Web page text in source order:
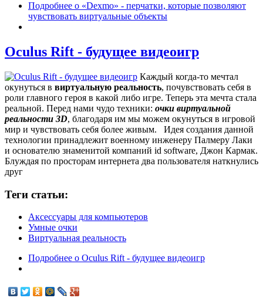
Подробнее о «Dexmo» - перчатки, которые позволяют
чувствовать виртуальные объекты
Oculus Rift - будущее видеоигр
Каждый когда-то мечтал
окунуться в виртуальную реальность, почувствовать себя в
роли главного героя в какой либо игре. Теперь эта мечта стала
реальной. Перед нами чудо техники: очки виртуальной
реальности 3D, благодаря им мы можем окунуться в игровой
мир и чувствовать себя более живым. Идея создания данной
технологии принадлежит военному инженеру Палмеру Лаки
и основателю знаменитой компаний id software, Джон Кармак.
Блуждая по просторам интернета два пользователя наткнулись
друг
Теги статьи:
Аксессуары для компьютеров
Умные очки
Виртуальная реальность
Подробнее о Oculus Rift - будущее видеоигр